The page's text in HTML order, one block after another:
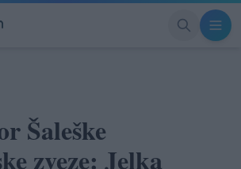
Šaleške
zveze: Jelka